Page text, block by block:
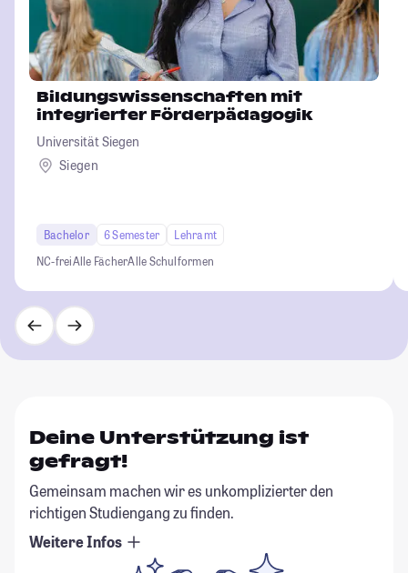
Bildungswissenschaften mit
integrierter Förderpädagogik
Universität Siegen
Siegen
Bachelor 6 Semester
Lehramt
NC-freiAlle FächerAlle Schulformen
Deine Unterstützung ist
gefragt!
Gemeinsam machen wir es unkomplizierter den
richtigen Studiengang zu finden.
Weitere Infos